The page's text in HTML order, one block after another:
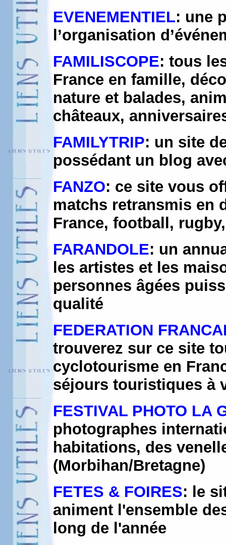
EVENEMENTIEL: une
l’organisation
FAMILISCOPE: tous
France en famille,
nature et balades,
châteaux,
FAMILYTRIP: un site
possédant un blog
FANZO: ce site vous
matchs retransmis en
France, football,
FARANDOLE: un
les artistes et les
personnes âgées
qualité
FEDERATION
trouverez sur ce site
cyclotourisme en
séjours touristiques à
FESTIVAL PHOTO LA
photographes
habitations, des
(Morbihan/Bretagne)
FETES & FOIRES: le
animent l'ensemble
long de l'année